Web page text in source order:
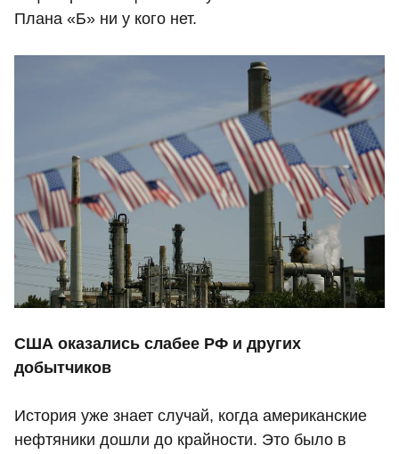
Плана «Б» ни у кого нет.
США оказались слабее РФ и других
добытчиков
История уже знает случай, когда американские
нефтяники дошли до крайности. Это было в